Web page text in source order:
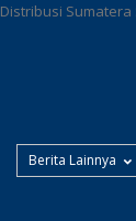
Berita Lainnya